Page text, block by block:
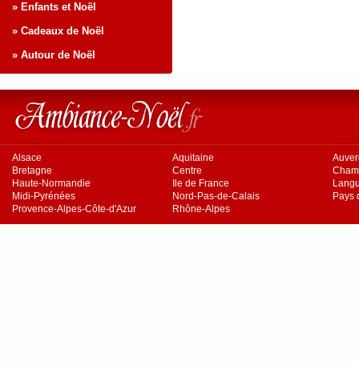
» Enfants et Noël
» Cadeaux de Noël
» Autour de Noël
Alsace Aquitaine
Bretagne
Centre
Haute-Normandie
Ile de France
Midi-Pyrénées
Nord-Pas-de-Calais
Pays
Provence-Alpes-Côte-d'Azur
Rhône-Alpes